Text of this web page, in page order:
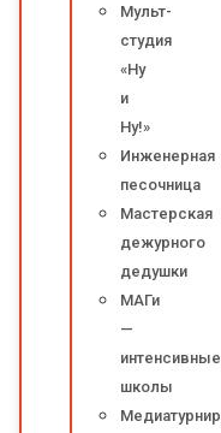
Мульт-
студия
«Ну
и
Ну!»
Инженерная
песочница
Мастерская
дежурного
дедушки
МАГи
—
интенсивные
школы
Медиатурнир